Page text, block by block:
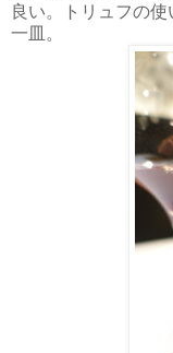
良い。トリュフの
一皿。